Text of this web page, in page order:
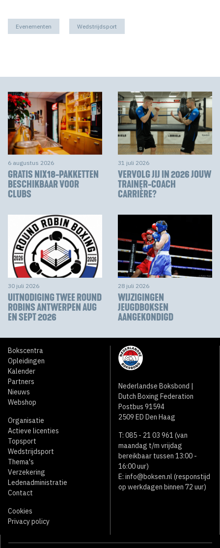
Evenementen Wedstrijdsport
6 augustus 2026
GRATIS NIX18-PAKKETTEN
BESCHIKBAAR VOOR
CLUBS
31 juli 2026
VERVOLG JIJ IN 2026 JOUW
TRAINER-COACH
CARRIÈRE?
30 juli 2026
UITNODIGING TWEE ROUND
ROBINS ANTWERPEN AUG
EN SEPT 2026
28 juli 2026
WIJZIGINGEN
JEUGDBOKSEN
AANGEKONDIGD
Bokscentra
Opleidingen
Kalender
Partners
Nieuws
Webshop
Organisatie
Actieve licenties
Topsport
Wedstrijdsport
Thema's
Verzekering
Ledenadministratie
Contact
Cookies
Privacy policy
Nederlandse Boksbond |
Dutch Boxing Federation
Postbus 91594
2509 ED Den Haag
T: 085 - 21 03 961 (van
maandag t/m vrijdag
bereikbaar tussen 13:00 -
16:00 uur)
E: info@boksen.nl (responstijd
op werkdagen binnen 72 uur)